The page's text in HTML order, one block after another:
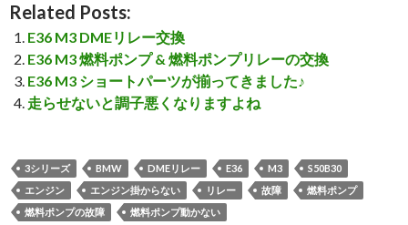
Related Posts:
E36 M3 DMEリレー交換
E36 M3 燃料ポンプ & 燃料ポンプリレーの交換
E36 M3 ショートパーツが揃ってきました♪
走らせないと調子悪くなりますよね
3シリーズ BMW DMEリレー E36 M3
S50B30
エンジン
エンジン掛からない リレー 故障
燃料ポンプ
燃料ポンプの故障
燃料ポンプ動かない